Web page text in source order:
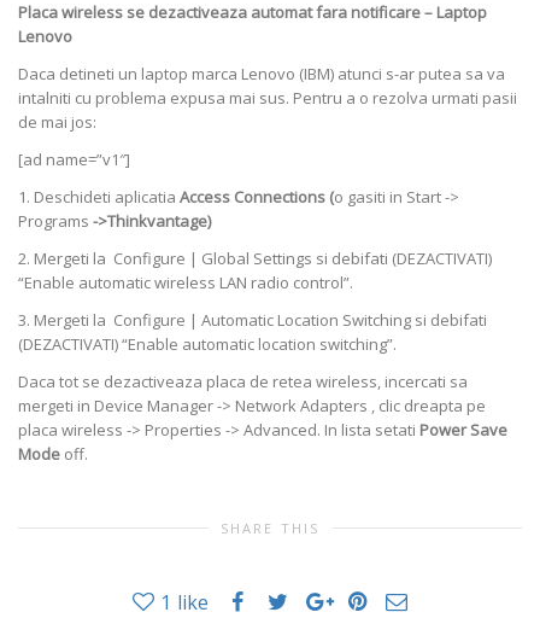
Placa wireless se dezactiveaza automat fara notificare – Laptop
Lenovo
Daca detineti un laptop marca Lenovo (IBM) atunci s-ar putea sa va
intalniti cu problema expusa mai sus. Pentru a o rezolva urmati pasii
de mai jos:
[ad name=”v1″]
1. Deschideti aplicatia Access Connections (o gasiti in Start ->
Programs ->Thinkvantage)
2. Mergeti la Configure | Global Settings si debifati (DEZACTIVATI)
“Enable automatic wireless LAN radio control”.
3. Mergeti la Configure | Automatic Location Switching si debifati
(DEZACTIVATI) “Enable automatic location switching”.
Daca tot se dezactiveaza placa de retea wireless, incercati sa
mergeti in Device Manager -> Network Adapters , clic dreapta pe
placa wireless -> Properties -> Advanced. In lista setati Power Save
Mode off.
SHARE THIS
1 like